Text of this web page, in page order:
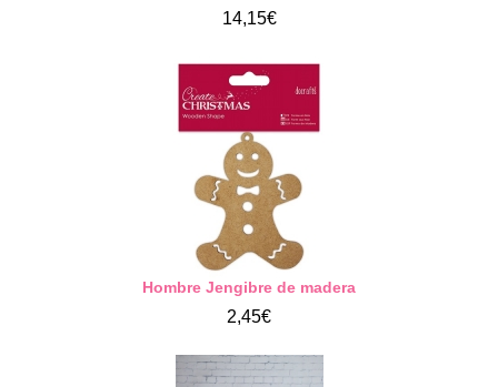
14,15€
Hombre Jengibre de madera
2,45€